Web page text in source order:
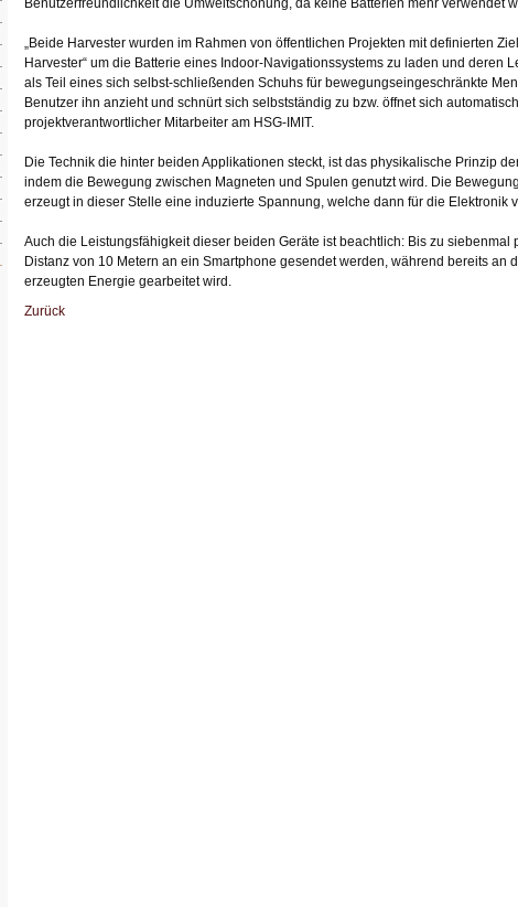
Benutzerfreundlichkeit die Umweltschonung, da keine Batterien mehr verwendet
„Beide Harvester wurden im Rahmen von öffentlichen Projekten mit definierten
Harvester“ um die Batterie eines Indoor-Navigationssystems zu laden und deren
als Teil eines sich selbst-schließenden Schuhs für bewegungseingeschränkte
Benutzer ihn anzieht und schnürt sich selbstständig zu bzw. öffnet sich
projektverantwortlicher Mitarbeiter am HSG-IMIT.
Die Technik die hinter beiden Applikationen steckt, ist das physikalische Prinzip
indem die Bewegung zwischen Magneten und Spulen genutzt wird. Die
erzeugt in dieser Stelle eine induzierte Spannung, welche dann für die Elektronik
Auch die Leistungsfähigkeit dieser beiden Geräte ist beachtlich: Bis zu
Distanz von 10 Metern an ein Smartphone gesendet werden, während bereits an
erzeugten Energie gearbeitet wird.
Zurück